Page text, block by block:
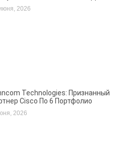
2026
Technologies: Признанный
Cisco По 6 Портфолио
2026